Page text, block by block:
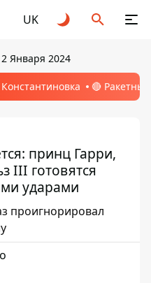
UK
Января 2024
🔴
принц Гарри,
III готовятся
ударами
проигнорировал